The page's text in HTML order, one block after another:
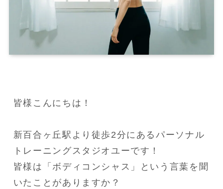
皆様こんにちは！
新百合ヶ丘駅より徒歩2分にあるパーソナル
トレーニングスタジオユーです！
皆様は「ボディコンシャス」という言葉を聞
いたことがありますか？